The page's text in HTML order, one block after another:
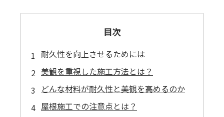
目次
耐久性を向上させるためには
美観を重視した施工方法とは？
どんな材料が耐久性と美観を高めるのか
屋根施工での注意点とは？